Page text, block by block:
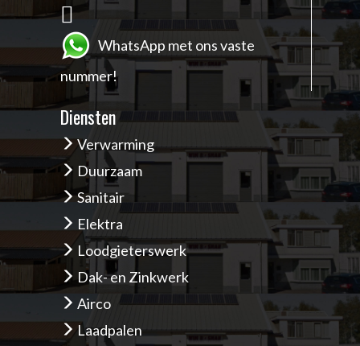
WhatsApp met ons vaste
nummer!
Diensten
Verwarming
Duurzaam
Sanitair
Elektra
Loodgieterswerk
Dak- en Zinkwerk
Airco
Laadpalen